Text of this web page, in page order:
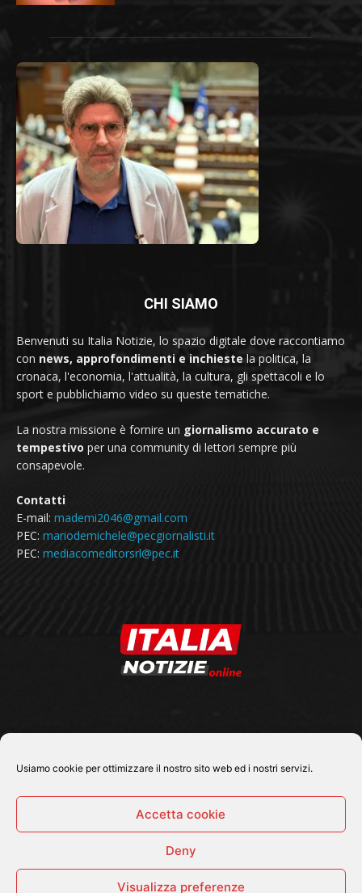
Usiamo cookie per ottimizzare il nostro sito web ed i nostri servizi.
Accetta cookie
Deny
Visualizza preferenze
CHI SIAMO
Benvenuti su Italia Notizie, lo spazio digitale dove raccontiamo
con news, approfondimenti e inchieste la politica, la
cronaca, l'economia, l'attualità, la cultura, gli spettacoli e lo
sport e pubblichiamo video su queste tematiche.
La nostra missione è fornire un giornalismo accurato e
tempestivo per una community di lettori sempre più
consapevole.
Contatti
E-mail: mademi2046@gmail.com
PEC: mariodemichele@pecgiornalisti.it
PEC: mediacomeditorsrl@pec.it
SEGUICI SU
© 2026 Tutti i diritti riservati - Italia Notizie .online |